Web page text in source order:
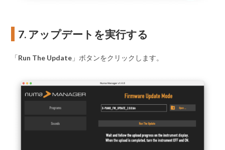
7. アップデートを実行する
「Run The Update 」ボタンをクリックします。